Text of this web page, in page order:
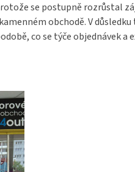
u
se postupně rozrůstal
obchodě. V
co se týče objednávek a